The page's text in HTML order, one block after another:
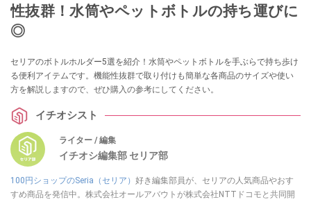
性抜群！水筒やペットボトルの持ち運びに
◎
セリアのボトルホルダー5選を紹介！水筒やペットボトルを手ぶらで持ち歩け
る便利アイテムです。機能性抜群で取り付けも簡単な各商品のサイズや使い
方を解説しますので、ぜひ購入の参考にしてください。
イチオシスト
ライター / 編集
イチオシ編集部 セリア部
100円ショップのSeria（セリア） 好き編集部員が、セリアの人気商品やおす
すめ商品を発信中。株式会社オールアバウトが株式会社NTTドコモと共同開